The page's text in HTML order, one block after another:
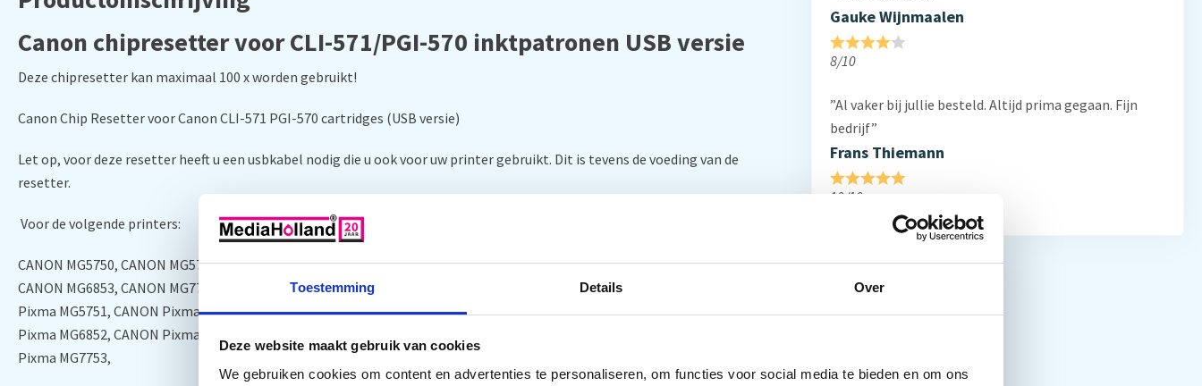
Toestemming Details Over
Deze website maakt gebruik van cookies
We gebruiken cookies om content en advertenties te personaliseren, om functies voor social media te bieden en om ons
Canon chipresetter voor CLI-571/PGI-570 inktpatronen USB versie
Deze chipresetter kan maximaal 100 x worden gebruikt!
Canon Chip Resetter voor Canon CLI-571 PGI-570 cartridges (USB versie)
Let op, voor deze resetter heeft u een usbkabel nodig die u ook voor uw printer gebruikt. Dit is tevens de voeding van de
resetter.
Voor de volgende printers:
CANON MG5750, CANON MG5751, CANON MG5752, CANON MG5753, CANON MG6850, CANON MG6851, CANON MG6852,
CANON MG6853, CANON MG7750, CANON MG7751, CANON MG7752, CANON MG7753, CANON Pixma MG5750, CANON
Pixma MG5751, CANON Pixma MG5752, CANON Pixma MG5753, CANON Pixma MG6850, CANON Pixma MG6851, CANON
Pixma MG6852, CANON Pixma MG6853, CANON Pixma MG7750, CANON Pixma MG7751, CANON Pixma MG7752, CANON
Pixma MG7753,
Gauke Wijnmaalen
8/10
”Al vaker bij jullie besteld. Altijd prima gegaan. Fijn
bedrijf”
Frans Thiemann
10/10